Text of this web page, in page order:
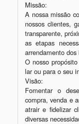
Missão:
A nossa missão
nossos clientes,
transparente,
as etapas
arrendamento dos
O nosso
lar ou para o seu
Visão:
Fomentar o
compra, venda e
atrair e fidelizar
diversas